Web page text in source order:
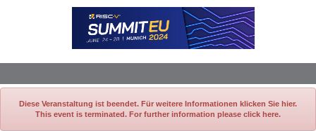
Diese Veranstaltung ist beendet. Für weitere Informationen klicken Sie hier.
This event is terminated. For further information please click here.